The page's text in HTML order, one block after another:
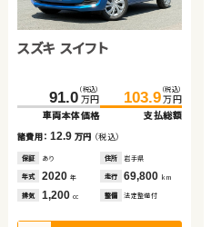
スズキ スイフト
91.0 （税込）
万円
車両本体価格
103.9 （税込）
万円
支払総額
諸費用：12.9 万円 （税込）
保証 あり 住所 岩手県
年式 2020 年 走行 69,800 km
排気 1,200 cc 整備 法定整備付
トヨタ ヴェルファイア
179.8 （税込）
万円
車両本体価格
197.8 （税込）
万円
支払総額
諸費用：18.0 万円 （税込）
保証 あり 住所 神奈川県
年式 2019 年 走行 134,800km
排気 2,500 cc 整備 法定整備付
トヨタ ルーミー
153.0 （税込）
万円
車両本体価格
164.0 （税込）
万円
支払総額
諸費用：11.0 万円 （税込）
保証 あり 住所 山梨県
年式 2022 年 走行 17,300 km
排気 1,000 cc 整備 法定整備付
日産 セレナ
377.2 （税込）
万円
車両本体価格
388.7 （税込）
万円
支払総額
諸費用：11.5 万円 （税込）
保証 あり 住所 青森県
年式 2023 年 走行 16,600 km
排気 1,400 cc 整備 法定整備付